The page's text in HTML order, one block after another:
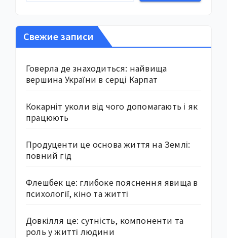
Свежие записи
Говерла де знаходиться: найвища
вершина України в серці Карпат
Кокарніт уколи від чого допомагають і як
працюють
Продуценти це основа життя на Землі:
повний гід
Флешбек це: глибоке пояснення явища в
психології, кіно та житті
Довкілля це: сутність, компоненти та
роль у житті людини